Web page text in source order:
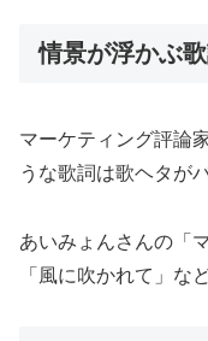
情景が浮かぶ
マーケティング評論
うな歌詞は歌ヘタが
あいみょんさんの「
「風に吹かれて」な